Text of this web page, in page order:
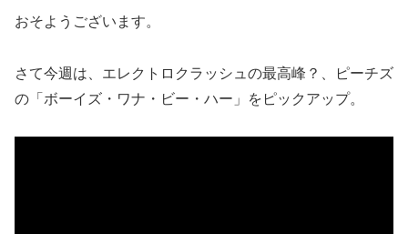
おそようございます。
さて今週は、エレクトロクラッシュの最高峰？、ピーチズ
の「ボーイズ・ワナ・ビー・ハー」をピックアップ。